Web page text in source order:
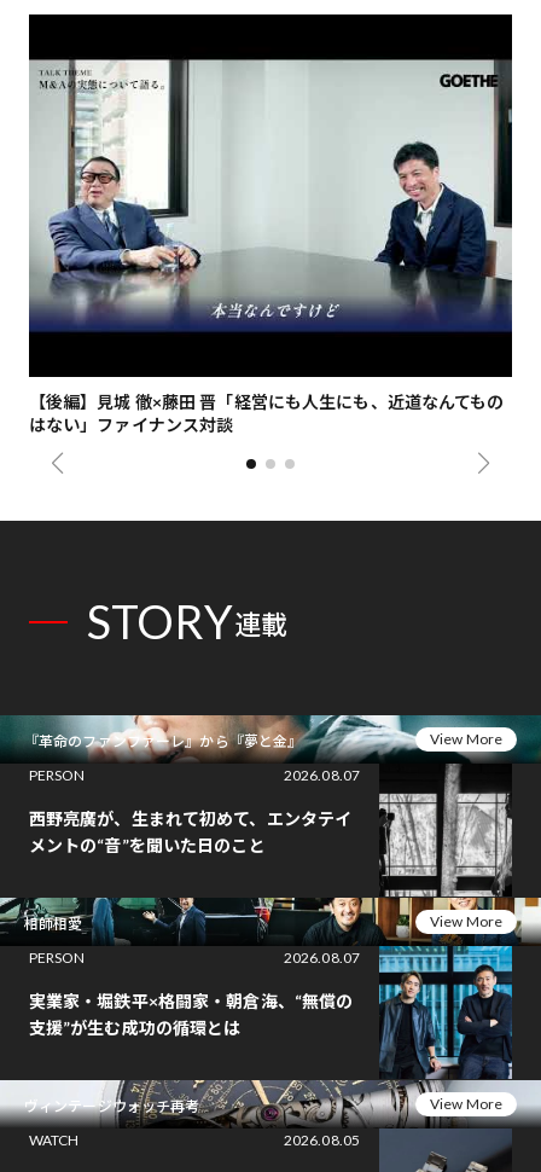
【後編】見城 徹×藤田 晋「経営にも人生にも、近道なんてもの
はない」ファイナンス対談
STORY連載
『革命のファンファーレ』から『夢と金』
View More
PERSON
2026.08.07
西野亮廣が、生まれて初めて、エンタテイ
メントの“音”を聞いた日のこと
相師相愛
View More
PERSON
2026.08.07
実業家・堀鉄平×格闘家・朝倉海、“無償の
支援”が生む成功の循環とは
ヴィンテージウォッチ再考
View More
WATCH
2026.08.05